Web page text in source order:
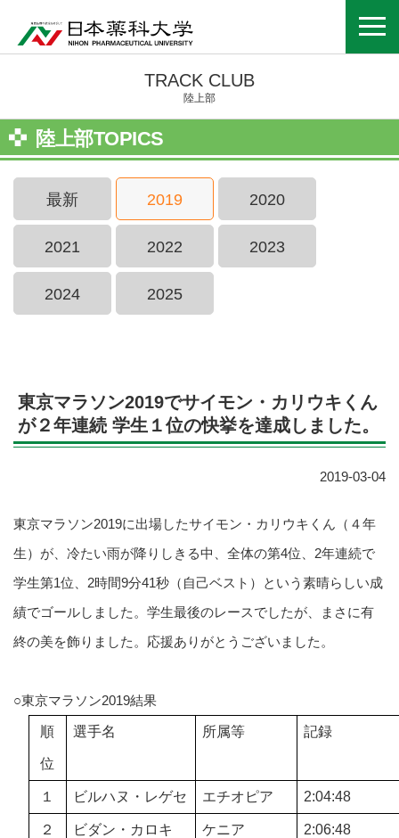
TRACK CLUB
陸上部
陸上部TOPICS
最新 2019 2020
2021 2022 2023
2024 2025
東京マラソン2019でサイモン・カリウキくん
が２年連続 学生１位の快挙を達成しました。
2019-03-04
東京マラソン2019に出場したサイモン・カリウキくん（４年
生）が、冷たい雨が降りしきる中、全体の第4位、2年連続で
学生第1位、2時間9分41秒（自己ベスト）という素晴らしい成
績でゴールしました。学生最後のレースでしたが、まさに有
終の美を飾りました。応援ありがとうございました。
○東京マラソン2019結果
順
位
選手名 所属等 記録
１ ビルハヌ・レゲセ エチオピア 2:04:48
２ ビダン・カロキ ケニア 2:06:48